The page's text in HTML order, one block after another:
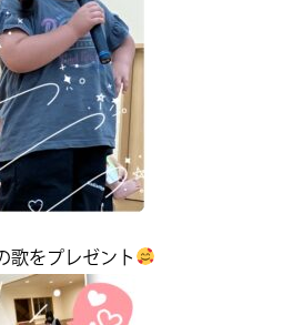
歌をプレゼント